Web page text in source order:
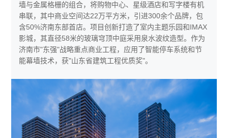
墙与金属格栅的组合，将购物中心、星级酒店和写字楼有机
串联，其中商业空间达22万平方米，引进300余个品牌，包
含50%济南东部首店。项目创新打造了室内主题乐园和IMAX
影城，其直径58米的玻璃穹顶中庭采用泉水波纹造型。作为
济南市"东强"战略重点商业工程，应用了智能停车系统和节
能幕墙技术，获"山东省建筑工程优质奖"。